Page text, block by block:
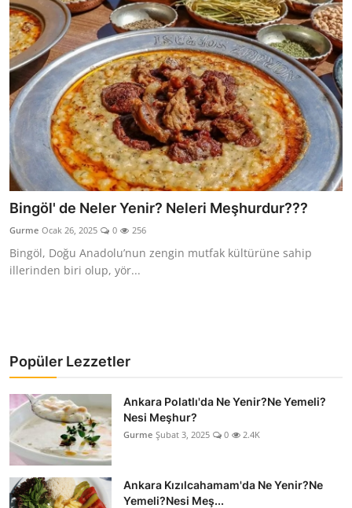
Bingöl' de Neler Yenir? Neleri Meşhurdur???
Gurme Ocak 26, 2025 0 256
Bingöl, Doğu Anadolu’nun zengin mutfak kültürüne sahip
illerinden biri olup, yör...
Popüler Lezzetler
Ankara Polatlı'da Ne Yenir?Ne Yemeli?
Nesi Meşhur?
Gurme Şubat 3, 2025 0 2.4K
Ankara Kızılcahamam'da Ne Yenir?Ne
Yemeli?Nesi Meş...